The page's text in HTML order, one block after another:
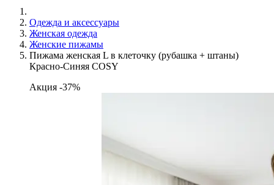
Одежда и аксессуары
Женская одежда
Женские пижамы
Пижама женская L в клеточку (рубашка + штаны)
Красно-Синяя COSY
Акция -37%